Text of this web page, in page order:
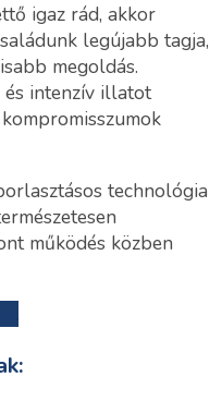
igaz rád, akkor
legújabb tagja,
megoldás.
és intenzív illatot
technológia
működés közben